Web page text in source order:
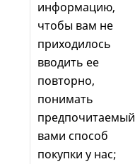
информацию,
чтобы вам не
приходилось
вводить ее
повторно,
понимать
предпочитаемый
вами способ
покупки у нас;